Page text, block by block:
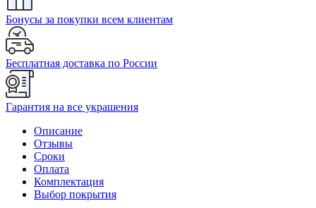
Бонусы за покупки всем клиентам
Бесплатная доставка по России
Гарантия на все украшения
Описание
Отзывы
Сроки
Оплата
Комплектация
Выбор покрытия